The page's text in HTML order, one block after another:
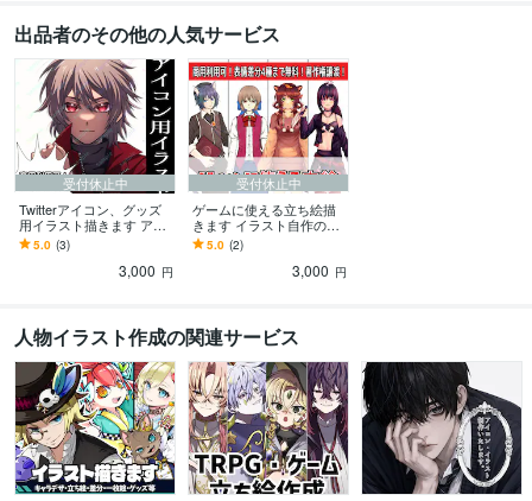
出品者のその他の人気サービス
受付休止中
Twitterアイコン、グッズ
用イラスト描きます アニ
メ塗イラストが得意で
す！【商用利用可！】
5.0 (3)
3,000 円
受付休止中
ゲームに使える立ち絵描
きます イラスト自作のゲ
ームクリエイターが制
作！【商用利用可！】
5.0 (2)
3,000 円
人物イラスト作成の関連サービス